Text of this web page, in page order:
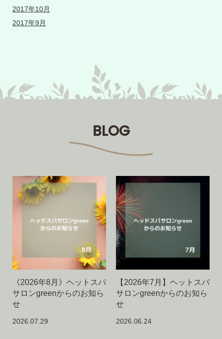
2017年10月
2017年9月
BLOG
《2026年8月》ヘットスパ
サロンgreenからのお知ら
せ
2026.07.29
【2026年7月】ヘットスパ
サロンgreenからのお知ら
せ
2026.06.24